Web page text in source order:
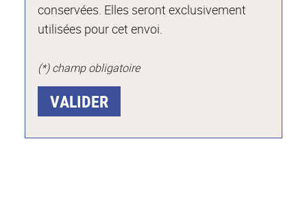
conservées. Elles seront exclusivement
utilisées pour cet envoi.
(*) champ obligatoire